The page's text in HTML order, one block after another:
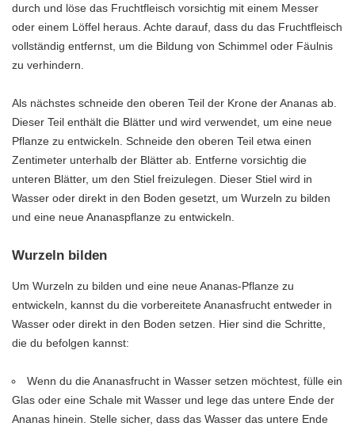
durch und löse das Fruchtfleisch vorsichtig mit einem Messer
oder einem Löffel heraus. Achte darauf, dass du das Fruchtfleisch
vollständig entfernst, um die Bildung von Schimmel oder Fäulnis
zu verhindern.
Als nächstes schneide den oberen Teil der Krone der Ananas ab.
Dieser Teil enthält die Blätter und wird verwendet, um eine neue
Pflanze zu entwickeln. Schneide den oberen Teil etwa einen
Zentimeter unterhalb der Blätter ab. Entferne vorsichtig die
unteren Blätter, um den Stiel freizulegen. Dieser Stiel wird in
Wasser oder direkt in den Boden gesetzt, um Wurzeln zu bilden
und eine neue Ananaspflanze zu entwickeln.
Wurzeln bilden
Um Wurzeln zu bilden und eine neue Ananas-Pflanze zu
entwickeln, kannst du die vorbereitete Ananasfrucht entweder in
Wasser oder direkt in den Boden setzen. Hier sind die Schritte,
die du befolgen kannst:
Wenn du die Ananasfrucht in Wasser setzen möchtest, fülle ein
Glas oder eine Schale mit Wasser und lege das untere Ende der
Ananas hinein. Stelle sicher, dass das Wasser das untere Ende